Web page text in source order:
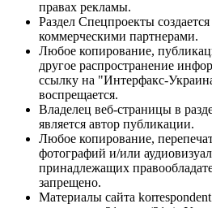
правах рекламы.
Раздел Спецпроекты
коммерческими партнерами.
Любое копирование,
другое распространение
ссылку на "Интерфакс-
воспрещается.
Владелец веб-страницы в
является автор публикации.
Любое копирование,
фотографий и/или
принадлежащих
запрещено.
Материалы сайта